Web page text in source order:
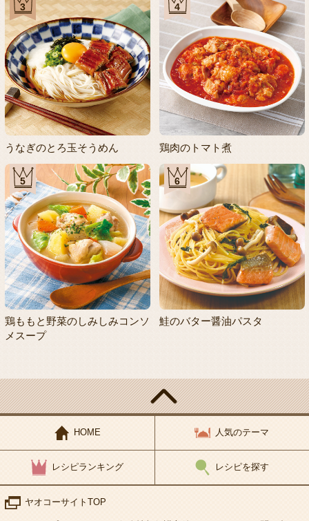
3
うなぎのとろ玉そうめん
4
鶏肉のトマト煮
5
鶏ももと野菜のしみしみコンソ
メスープ
6
鮭のバター醤油パスタ
HOME 人気のテーマ
レシピランキング レシピを探す
ヤオコーサイトTOP